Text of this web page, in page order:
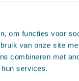
om functies voor
van onze site
combineren met
services.
de 50%